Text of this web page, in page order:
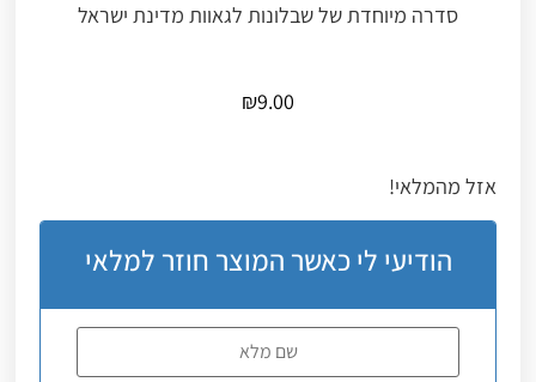
סדרה מיוחדת של שבלונות לגאוות מדינת ישראל
₪9.00
אזל מהמלאי!
הודיעי לי כאשר המוצר חוזר למלאי